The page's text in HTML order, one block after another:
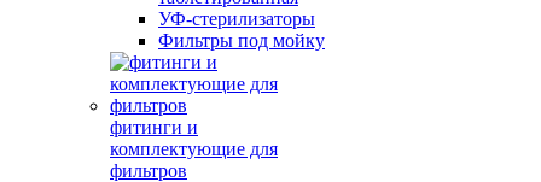
УФ-стерилизаторы
Фильтры под мойку
фитинги и
комплектующие для
фильтров